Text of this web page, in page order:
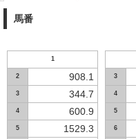
馬番
1
2 908.1
3 344.7
4 600.9
5 1529.3
3
4
5
6